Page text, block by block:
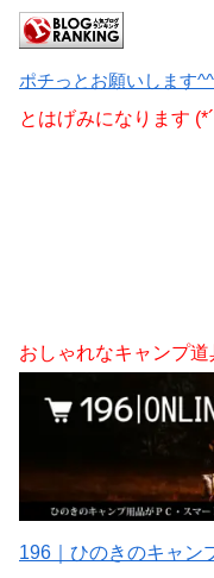
ポチっとお願いします
とはげみになります
おしゃれなキャンプ道
196｜ひのきのキャン